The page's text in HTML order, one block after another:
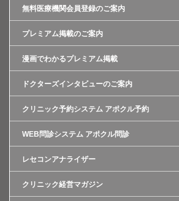
無料医療機関会員登録のご案内
プレミアム掲載のご案内
漫画でわかるプレミアム掲載
ドクターズインタビューのご案内
クリニック予約システム アポクル予約
WEB問診システム アポクル問診
レセコンアナライザー
クリニック経営マガジン